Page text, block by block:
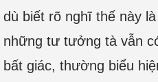
dù biết rõ nghĩ thế này
những tư tưởng tà vẫn
bất giác, thường biểu